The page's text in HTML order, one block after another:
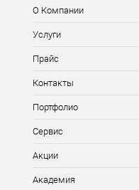
О Компании
Услуги
Прайс
Контакты
Портфолио
Сервис
Акции
Академия